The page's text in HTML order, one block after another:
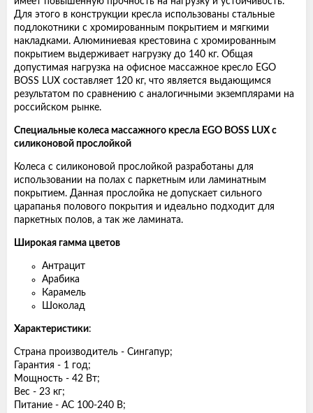
Для этого в конструкции кресла использованы стальные
подлокотники с хромированным покрытием и мягкими
накладками. Алюминиевая крестовина с хромированным
покрытием выдерживает нагрузку до 140 кг. Общая
допустимая нагрузка на офисное массажное кресло EGO
BOSS LUX составляет 120 кг, что является выдающимся
результатом по сравнению с аналогичными экземплярами на
российском рынке.
Специальные колеса массажного кресла EGO BOSS LUX с
силиконовой прослойкой
Колеса с силиконовой прослойкой разработаны для
использовании на полах с паркетным или ламинатным
покрытием. Данная прослойка не допускает сильного
царапанья полового покрытия и идеально подходит для
паркетных полов, а так же ламината.
Широкая гамма цветов
Антрацит
Арабика
Карамель
Шоколад
Характеристики:
Страна производитель - Сингапур;
Гарантия - 1 год;
Мощность - 42 Вт;
Вес - 23 кг;
Питание - АС 100-240 В;